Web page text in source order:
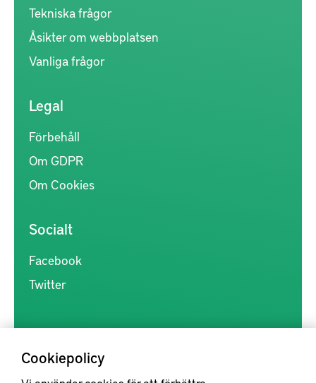
Cookiepolicy
Tekniska frågor
Åsikter om webbplatsen
Vanliga frågor
Legal
Förbehåll
Om GDPR
Om Cookies
Socialt
Facebook
Twitter